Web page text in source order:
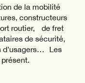
de la mobilité
constructeurs
routier, de fret
de sécurité,
d’usagers… Les